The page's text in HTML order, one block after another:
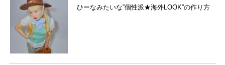
ひーなみたいな”個性派★海外LOOK”の作り方